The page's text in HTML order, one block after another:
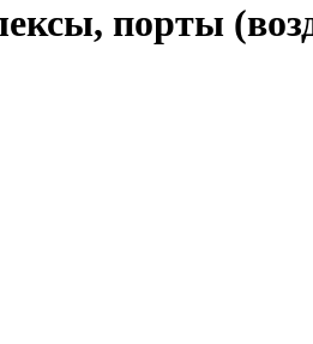
порты